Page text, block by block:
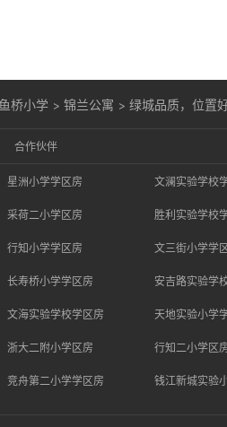
桥小学 >锦兰公寓 >绿城品质，位置
合作伙伴
星洲小学学区房 文澜实验学校
采荷二小学区房 胜利实验学校
行知小学学区房 文三街小学学
长寿桥小学学区房 安吉路实验学
文海实验学校学区房 天地实验小学
浙大二附小学区房 行知二小学区
竞舟第二小学学区房 钱江新城实验